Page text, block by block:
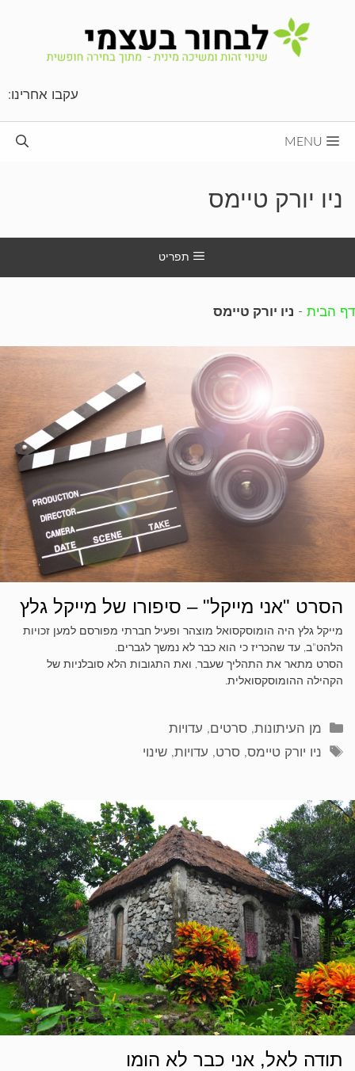
עקבו אחרינו:
MENU
ניו יורק טיימס
תפריט
דף הבית - ניו יורק טיימס
הסרט "אני מייקל" – סיפורו של מייקל גלץ
מייקל גלץ היה הומוסקסואל מוצהר ופעיל חברתי מפורסם למען זכויות
הלהט"ב, עד שהכריז כי הוא כבר לא נמשך לגברים.
הסרט מתאר את התהליך שעבר, ואת התגובות הלא סובלניות של
הקהילה ההומוסקסואלית.
קטגוריות
מן העיתונות,סרטים, עדויות
תגיות
ניו יורק טיימס,סרט, עדויות,שינוי
תודה לאל, אני כבר לא הומו